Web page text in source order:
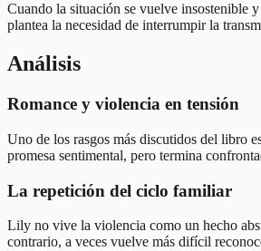
Cuando la situación se vuelve insostenible
plantea la necesidad de interrumpir la
Análisis
Romance y violencia en tensión
Uno de los rasgos más discutidos del libro
promesa sentimental, pero termina
La repetición del ciclo familiar
Lily no vive la violencia como un hecho
contrario, a veces vuelve más difícil